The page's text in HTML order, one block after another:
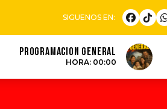
PROGRAMACION GENERAL
HORA: 00:00